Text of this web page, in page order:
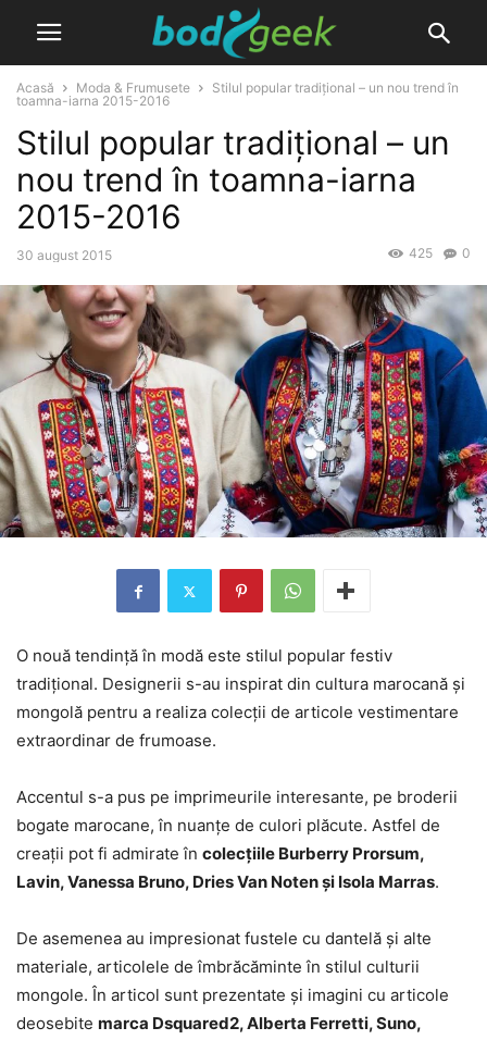
Acasă Moda & Frumusete
Stilul popular tradițional – un nou trend în
toamna-iarna 2015-2016
Stilul popular tradițional – un
nou trend în toamna-iarna
2015-2016
30 august 2015 0
425
O nouă tendință în modă este stilul popular festiv
tradițional. Designerii s-au inspirat din cultura marocană și
mongolă pentru a realiza colecții de articole vestimentare
extraordinar de frumoase.
Accentul s-a pus pe imprimeurile interesante, pe broderii
bogate marocane, în nuanțe de culori plăcute. Astfel de
creații pot fi admirate în colecțiile Burberry Prorsum,
Lavin, Vanessa Bruno, Dries Van Noten și Isola Marras.
De asemenea au impresionat fustele cu dantelă și alte
materiale, articolele de îmbrăcăminte în stilul culturii
mongole. În articol sunt prezentate și imagini cu articole
deosebite marca Dsquared2, Alberta Ferretti, Suno,